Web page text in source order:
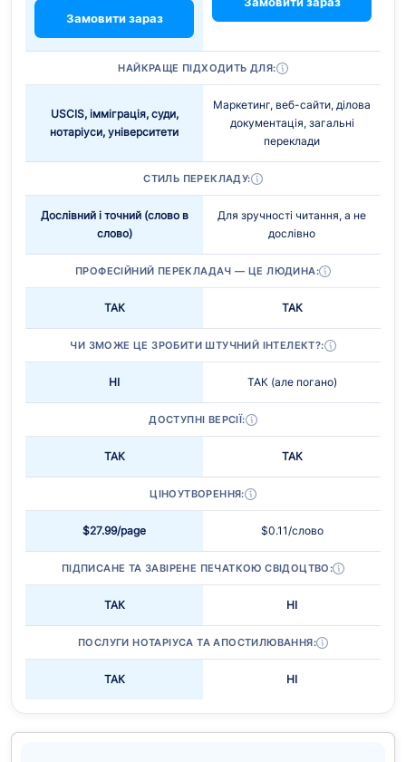
Замовити зараз
НАЙКРАЩЕ ПІДХОДИТЬ ДЛЯ:
USCIS, імміграція, суди,
нотаріуси, університети
Маркетинг, веб-сайти, ділова
документація, загальні
переклади
СТИЛЬ ПЕРЕКЛАДУ:
Дослівний і точний (слово в
слово)
Для зручності читання, а не
дослівно
ПРОФЕСІЙНИЙ ПЕРЕКЛАДАЧ — ЦЕ ЛЮДИНА:
ТАК ТАК
ЧИ ЗМОЖЕ ЦЕ ЗРОБИТИ ШТУЧНИЙ ІНТЕЛЕКТ?:
НІ ТАК (але погано)
ДОСТУПНІ ВЕРСІЇ:
ТАК ТАК
ЦІНОУТВОРЕННЯ:
$27.99/page $0.11 /слово
ПІДПИСАНЕ ТА ЗАВІРЕНЕ ПЕЧАТКОЮ СВІДОЦТВО:
ТАК НІ
ПОСЛУГИ НОТАРІУСА ТА АПОСТИЛЮВАННЯ:
ТАК НІ